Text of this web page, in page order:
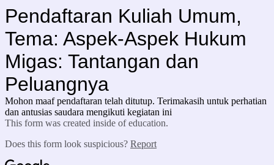
Pendaftaran Kuliah Umum,
Tema: Aspek-Aspek Hukum
Migas: Tantangan dan
Peluangnya
Mohon maaf pendaftaran telah ditutup. Terimakasih untuk perhatian
dan antusias saudara mengikuti kegiatan ini
This form was created inside of education.
Does this form look suspicious? Report